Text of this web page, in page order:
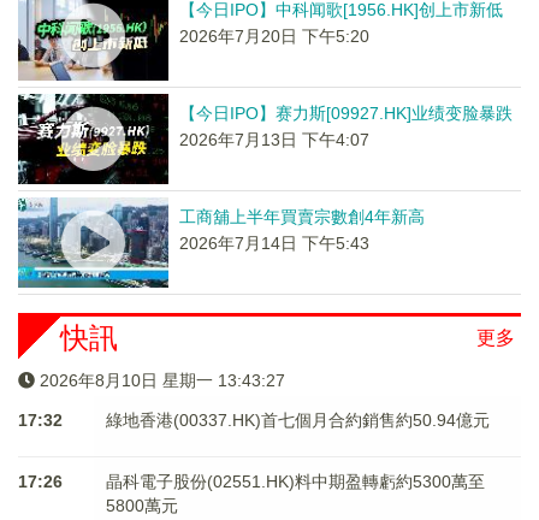
【今日IPO】中科闻歌[1956.HK]创上市新低
2026年7月20日 下午5:20
【今日IPO】赛力斯[09927.HK]业绩变脸暴跌
2026年7月13日 下午4:07
工商舖上半年買賣宗數創4年新高
2026年7月14日 下午5:43
更多
快訊
2026年8月10日 星期一 13:43:27
17:32 綠地香港(00337.HK)首七個月合約銷售約50.94億元
17:26
晶科電子股份(02551.HK)料中期盈轉虧約5300萬至
5800萬元